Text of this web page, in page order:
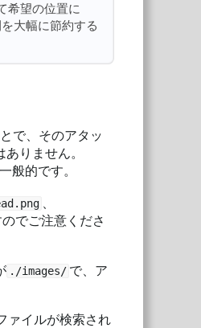
希望の位置に
大幅に節約する
で、そのアタッ
りません。
般的です。
でご注意くださ
./images/ で、ア
ァイルが検索され